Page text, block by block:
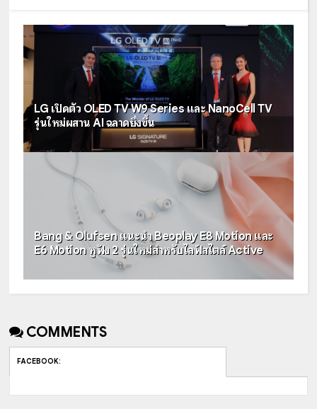
LG เปิดตัว OLED TV W9 Series และ NanoCell TV
รุ่นใหม่ผสาน AI ฉลาดยิ่งขึ้น
Bang & Olufsen แนะนำ Beoplay E8 Motion และ
E6 Motion หูฟัง 2 รุ่นใหม่สำหรับไลฟ์สไตล์ Active
COMMENTS
FACEBOOK: